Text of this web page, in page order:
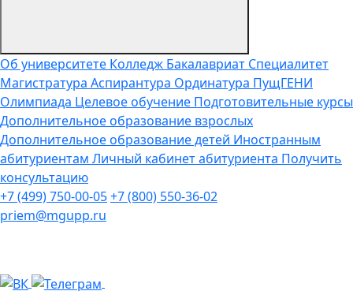
Об университете Колледж Бакалавриат Специалитет
Магистратура Аспирантура Ординатура ПущГЕНИ
Олимпиада Целевое обучение Подготовительные курсы
Дополнительное образование взрослых
Дополнительное образование детей Иностранным
абитуриентам Личный кабинет абитуриента Получить
консультацию
+7 (499) 750-00-05+7 (800) 550-36-02
priem@mgupp.ru